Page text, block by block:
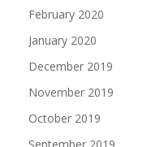
February 2020
January 2020
December 2019
November 2019
October 2019